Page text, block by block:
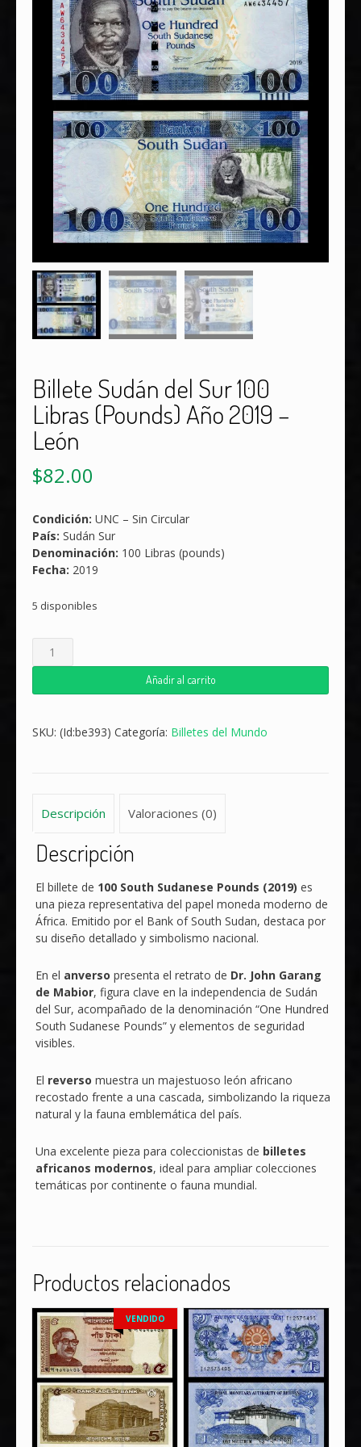
Billete Sudán del Sur 100
Libras (Pounds) Año 2019 –
León
$82.00
Condición: UNC – Sin Circular
País: Sudán Sur
Denominación: 100 Libras (pounds)
Fecha: 2019
5 disponibles
Billete
Sur
Libras
León
Añadir al carrito
SKU: (Id:be393) Categoría: Billetes del Mundo
Descripción Valoraciones (0)
Descripción
El billete de 100 South Sudanese Pounds (2019) es
una pieza representativa del papel moneda moderno de
África. Emitido por el Bank of South Sudan, destaca por
su diseño detallado y simbolismo nacional.
En el anverso presenta el retrato de Dr. John Garang
de Mabior, figura clave en la independencia de Sudán
del Sur, acompañado de la denominación “One Hundred
South Sudanese Pounds” y elementos de seguridad
visibles.
El reverso muestra un majestuoso león africano
recostado frente a una cascada, simbolizando la riqueza
natural y la fauna emblemática del país.
Una excelente pieza para coleccionistas de billetes
africanos modernos, ideal para ampliar colecciones
temáticas por continente o fauna mundial.
Productos relacionados
VENDIDO